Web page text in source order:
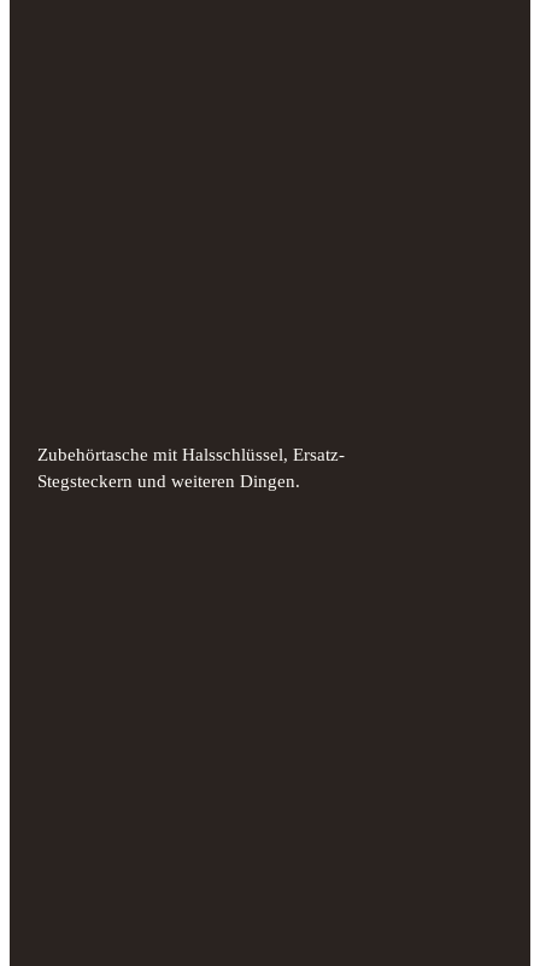
Zubehörtasche mit Halsschlüssel, Ersatz-
Stegsteckern und weiteren Dingen.